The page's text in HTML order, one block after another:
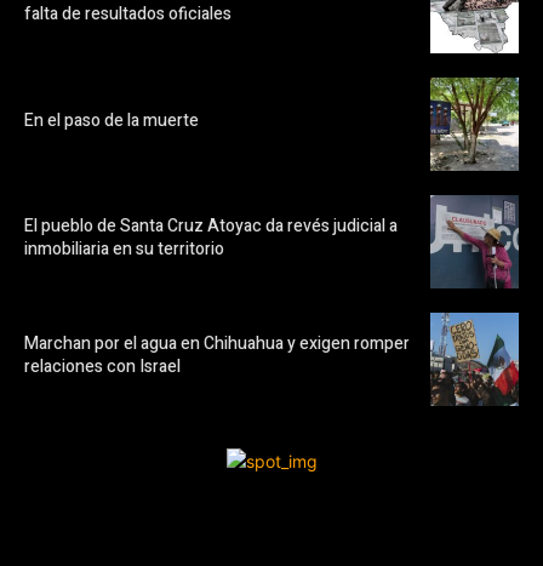
falta de resultados oficiales
En el paso de la muerte
El pueblo de Santa Cruz Atoyac da revés judicial a
inmobiliaria en su territorio
Marchan por el agua en Chihuahua y exigen romper
relaciones con Israel